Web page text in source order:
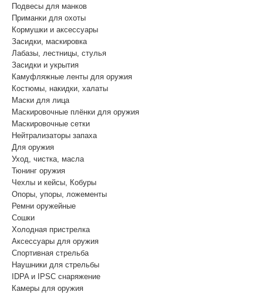
Подвесы для манков
Приманки для охоты
Кормушки и аксессуары
Засидки, маскировка
Лабазы, лестницы, стулья
Засидки и укрытия
Камуфляжные ленты для оружия
Костюмы, накидки, халаты
Маски для лица
Маскировочные плёнки для оружия
Маскировочные сетки
Нейтрализаторы запаха
Для оружия
Уход, чистка, масла
Тюнинг оружия
Чехлы и кейсы, Кобуры
Опоры, упоры, ложементы
Ремни оружейные
Сошки
Холодная пристрелка
Аксессуары для оружия
Спортивная стрельба
Наушники для стрельбы
IDPA и IPSC снаряжение
Камеры для оружия